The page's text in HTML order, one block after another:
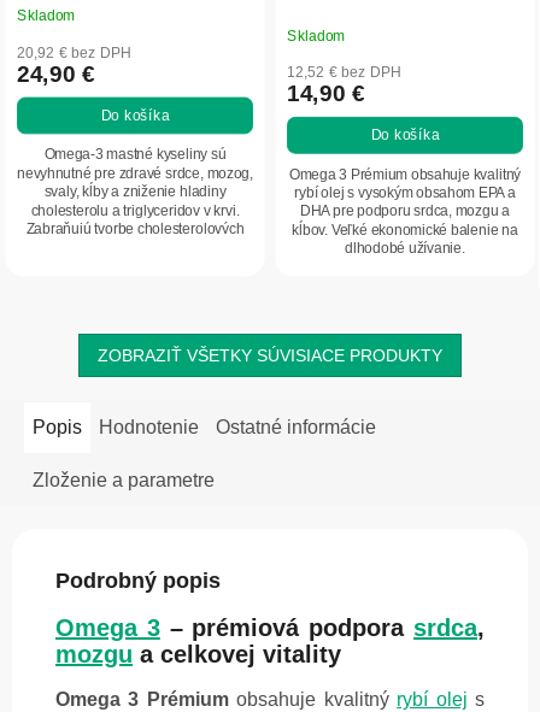
Priemerné
hodnotenie
produktu
je
5,0
5
hviezdičiek.
Skladom
20,92 € bez DPH
24,90 €
Do košíka
Omega-3 mastné kyseliny sú
nevyhnutné pre zdravé srdce, mozog,
svaly, kĺby a zniženie hladiny
cholesterolu a triglyceridov v krvi.
Zabraňujú tvorbe cholesterolových
Skladom
12,52 € bez DPH
14,90 €
Do košíka
Omega 3 Prémium obsahuje kvalitný
rybí olej s vysokým obsahom EPA a
DHA pre podporu srdca, mozgu a
kĺbov. Veľké ekonomické balenie na
dlhodobé užívanie.
ZOBRAZIŤ VŠETKY SÚVISIACE PRODUKTY
Popis Hodnotenie Ostatné informácie
Zloženie a parametre
Podrobný popis
Omega 3– prémiová podporasrdca,
mozgu a celkovej vitality
Omega 3 Prémiumobsahuje kvalitný rybí olej s